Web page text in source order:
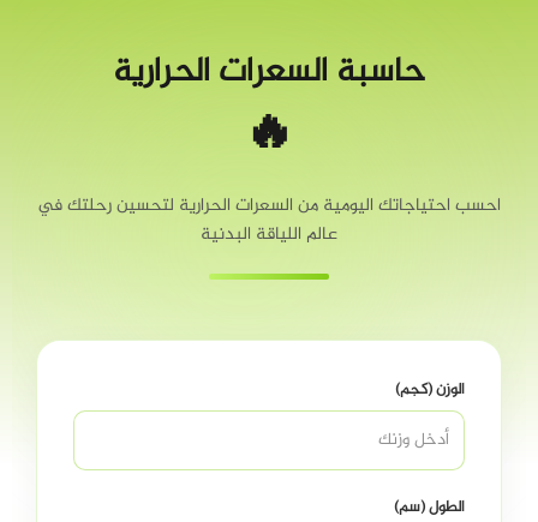
حاسبة السعرات الحرارية
🔥
احسب احتياجاتك اليومية من السعرات الحرارية لتحسين رحلتك في
عالم اللياقة البدنية
الوزن (كجم)
الطول (سم)